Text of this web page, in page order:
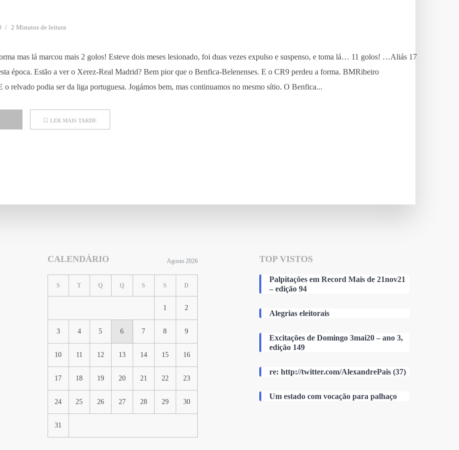
2 Minutos de leitura
mas lá marcou mais 2 golos! Esteve dois meses lesionado, foi duas vezes expulso e suspenso, e toma lá… 11 golos! …Aliás 17
época. Estão a ver o Xerez-Real Madrid? Bem pior que o Benfica-Belenenses. E o CR9 perdeu a forma. BMRibeiro
o relvado podia ser da liga portuguesa. Jogámos bem, mas continuamos no mesmo sítio. O Benfica...
LER MAIS TARDE
CALENDÁRIO Agosto 2026
S T Q Q S S D
1 2
3 4 5 6 7 8 9
10 11 12 13 14 15 16
17 18 19 20 21 22 23
24 25 26 27 28 29 30
31
TOP VISTOS
Palpitações em Record Mais de 21nov21
– edição 94
Alegrias eleitorais
Excitações de Domingo 3mai20 – ano 3,
edição 149
re: http://twitter.com/AlexandrePais (37)
Um estado com vocação para palhaço